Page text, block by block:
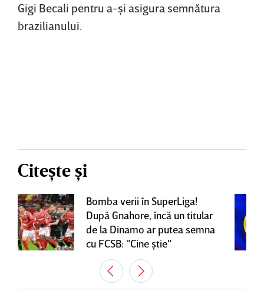
Gigi Becali pentru a-şi asigura semnătura
brazilianului.
Citește și
Bomba verii în SuperLiga!
După Gnahore, încă un titular
de la Dinamo ar putea semna
cu FCSB: "Cine ştie"